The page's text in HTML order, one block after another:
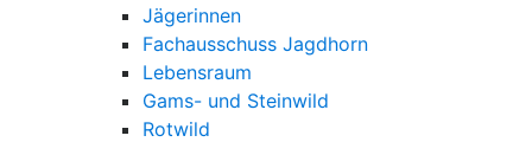
Jägerinnen
Fachausschuss Jagdhorn
Lebensraum
Gams- und Steinwild
Rotwild